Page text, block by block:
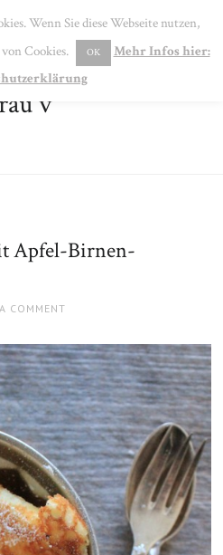
v
Apfel-Birnen-
COMMENT
Wenn Sie diese Webseite nutzen,
Cookies.
OK
Mehr Infos hier: